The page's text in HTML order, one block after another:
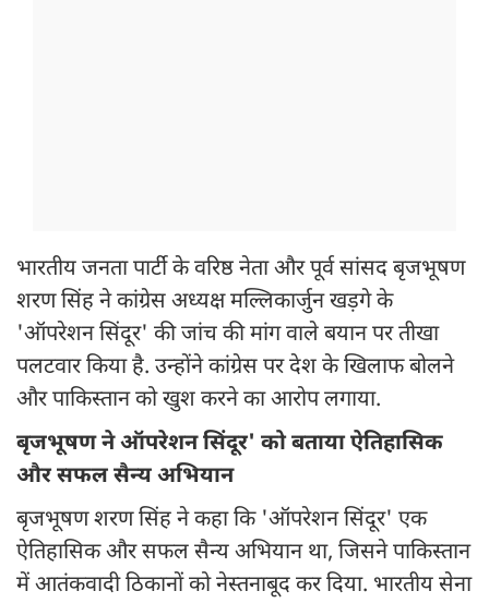
भारतीय जनता पार्टी के वरिष्ठ नेता और पूर्व सांसद बृजभूषण
शरण सिंह ने कांग्रेस अध्यक्ष मल्लिकार्जुन खड़गे के
'ऑपरेशन सिंदूर' की जांच की मांग वाले बयान पर तीखा
पलटवार किया है. उन्होंने कांग्रेस पर देश के खिलाफ बोलने
और पाकिस्तान को खुश करने का आरोप लगाया.
बृजभूषण ने ऑपरेशन सिंदूर' को बताया ऐतिहासिक
और सफल सैन्य अभियान
बृजभूषण शरण सिंह ने कहा कि 'ऑपरेशन सिंदूर' एक
ऐतिहासिक और सफल सैन्य अभियान था, जिसने पाकिस्तान
में आतंकवादी ठिकानों को नेस्तनाबूद कर दिया. भारतीय सेना